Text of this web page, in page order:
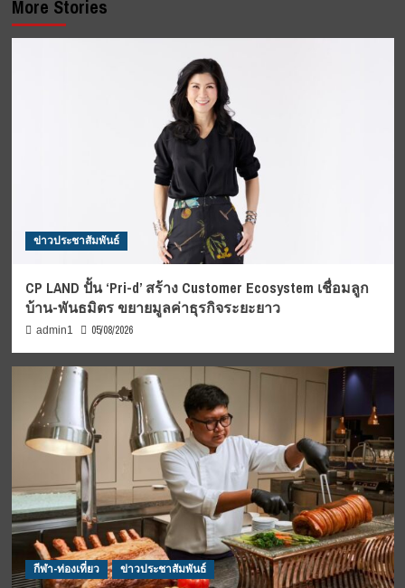
More Stories
ข่าวประชาสัมพันธ์
CP LAND ปั้น ‘Pri-d’ สร้าง Customer Ecosystem เชื่อมลูก
บ้าน-พันธมิตร ขยายมูลค่าธุรกิจระยะยาว
admin1 05/08/2026
กีฬา-ท่องเที่ยว ข่าวประชาสัมพันธ์